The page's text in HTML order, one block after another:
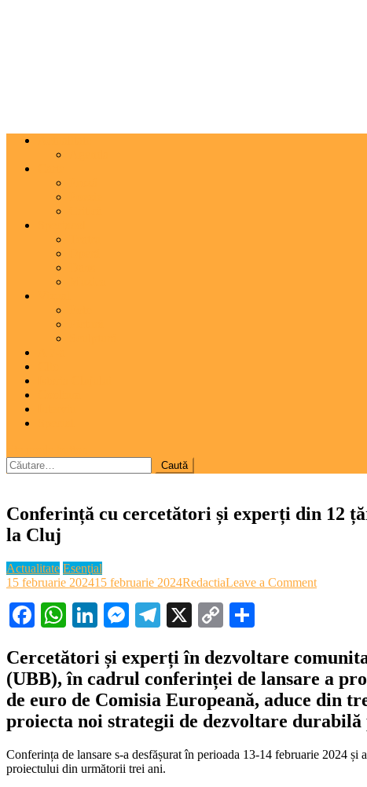
Caută
după:
Conferință cu cercetători și experți din 12
la Cluj
Actualitate Esenţial
15 februarie 202415 februarie 2024RedactiaLeave a Commenton
experți
din
12
țări
la
Facultatea
istorie
Facebook
WhatsApp
LinkedIn
Messenger
Telegram
X
Copy
Cercetători și experți în dezvoltare
(UBB), în cadrul conferinței de lansare a
de euro de Comisia Europeană, aduce din
proiecta noi strategii de dezvoltare
Conferința de lansare s-a desfășurat în perioada 13-14 februarie 2024
proiectului din următorii trei ani.